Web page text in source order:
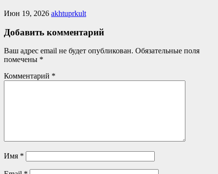
Июн 19, 2026 akhtuprkult
Добавить комментарий
Ваш адрес email не будет опубликован. Обязательные поля
помечены *
Комментарий *
Имя *